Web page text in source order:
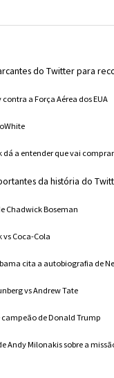
do Twitter para
contra a Força Aérea dos EUA
dá a entender que vai
da história do
Chadwick Boseman
vs Coca-Cola
cita a autobiografia de
vs Andrew Tate
campeão de Donald Trump
Andy Milonakis sobre a